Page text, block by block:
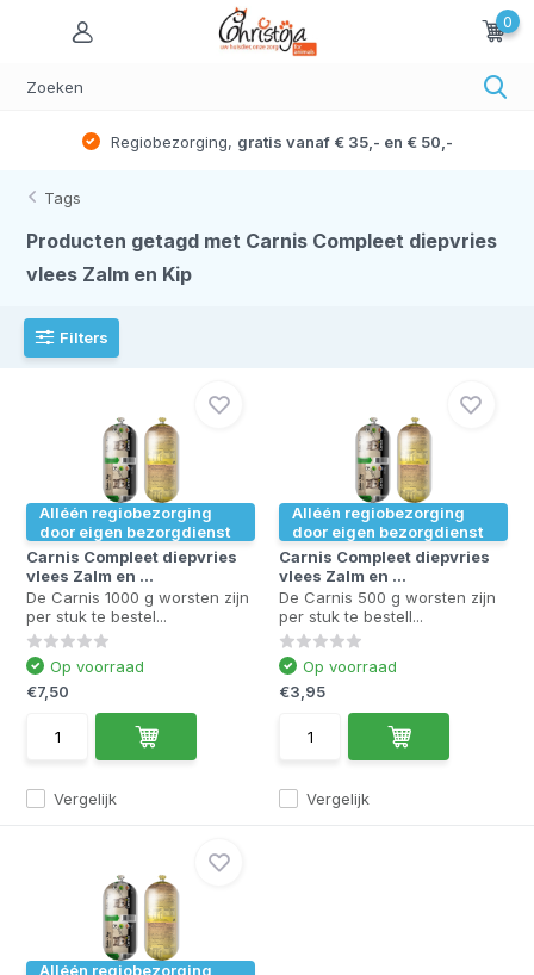
0
Regiobezorging, gratis vanaf € 35,- en € 50,-
Tags
Producten getagd met Carnis Compleet diepvries
vlees Zalm en Kip
Filters
Alléén regiobezorging
door eigen bezorgdienst
Carnis Compleet diepvries
vlees Zalm en ...
De Carnis 1000 g worsten zijn
per stuk te bestel...
Vergelijk
Op voorraad
€7,50
Alléén regiobezorging
door eigen bezorgdienst
Carnis Compleet diepvries
vlees Zalm en ...
De Carnis 500 g worsten zijn
per stuk te bestell...
Vergelijk
Op voorraad
€3,95
Alléén regiobezorging